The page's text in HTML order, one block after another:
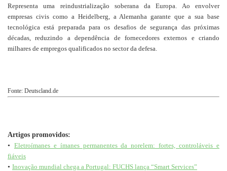
Representa uma reindustrialização soberana da Europa. Ao envolver
empresas civis como a Heidelberg, a Alemanha garante que a sua base
tecnológica está preparada para os desafios de segurança das próximas
décadas, reduzindo a dependência de fornecedores externos e criando
milhares de empregos qualificados no sector da defesa.
Fonte: Deutscland.de
Artigos promovidos:
• Eletroímanes e ímanes permanentes da norelem: fortes, controláveis e
fiáveis
• Inovação mundial chega a Portugal: FUCHS lança “Smart Services”